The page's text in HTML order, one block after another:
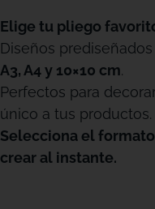
Elige tu pliego
Diseños
A3, A4 y 10×10 cm.
Perfectos para
único a tus productos.
Selecciona el
crear al instante.